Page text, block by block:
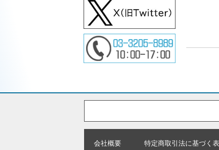
会社概要 特定商取引法に基づく